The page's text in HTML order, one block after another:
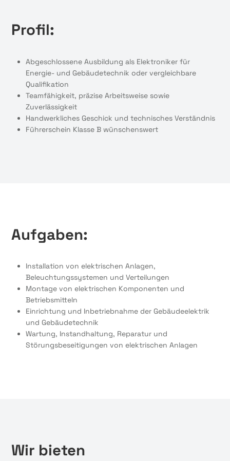
Profil:
Abgeschlossene Ausbildung als Elektroniker für
Energie- und Gebäudetechnik oder vergleichbare
Qualifikation
Teamfähigkeit, präzise Arbeitsweise sowie
Zuverlässigkeit
Handwerkliches Geschick und technisches Verständnis
Führerschein Klasse B wünschenswert
Aufgaben:
Installation von elektrischen Anlagen,
Beleuchtungssystemen und Verteilungen
Montage von elektrischen Komponenten und
Betriebsmitteln
Einrichtung und Inbetriebnahme der Gebäudeelektrik
und Gebäudetechnik
Wartung, Instandhaltung, Reparatur und
Störungsbeseitigungen von elektrischen Anlagen
Wir bieten